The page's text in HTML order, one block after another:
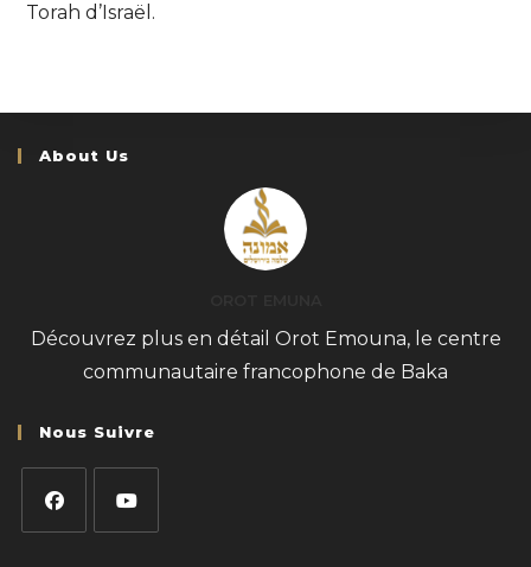
Torah d’Israël.
About Us
Découvrez plus en détail Orot Emouna, le centre
communautaire francophone de Baka
Nous Suivre